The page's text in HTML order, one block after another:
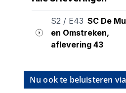
Nu ook te beluisteren via